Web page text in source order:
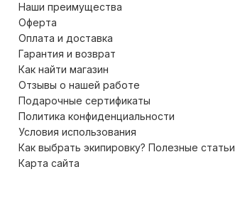
Наши преимущества
Оферта
Оплата и доставка
Гарантия и возврат
Как найти магазин
Отзывы о нашей работе
Подарочные сертификаты
Политика конфиденциальности
Условия использования
Как выбрать экипировку? Полезные статьи
Карта сайта